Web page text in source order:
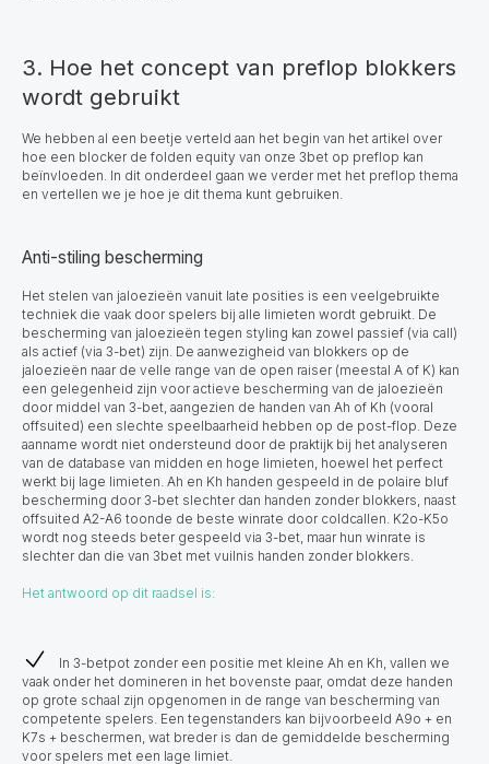
3. Hoe het concept van preflop blokkers
wordt gebruikt
We hebben al een beetje verteld aan het begin van het artikel over
hoe een blocker de folden equity van onze 3bet op preflop kan
beïnvloeden. In dit onderdeel gaan we verder met het preflop thema
en vertellen we je hoe je dit thema kunt gebruiken.
Anti-stiling bescherming
Het stelen van jaloezieën vanuit late posities is een veelgebruikte
techniek die vaak door spelers bij alle limieten wordt gebruikt. De
bescherming van jaloezieën tegen styling kan zowel passief (via call)
als actief (via 3-bet) zijn. De aanwezigheid van blokkers op de
jaloezieën naar de velle range van de open raiser (meestal A of K) kan
een gelegenheid zijn voor actieve bescherming van de jaloezieën
door middel van 3-bet, aangezien de handen van Ah of Kh (vooral
offsuited) een slechte speelbaarheid hebben op de post-flop. Deze
aanname wordt niet ondersteund door de praktijk bij het analyseren
van de database van midden en hoge limieten, hoewel het perfect
werkt bij lage limieten. Ah en Kh handen gespeeld in de polaire bluf
bescherming door 3-bet slechter dan handen zonder blokkers, naast
offsuited A2-A6 toonde de beste winrate door coldcallen. K2o-K5o
wordt nog steeds beter gespeeld via 3-bet, maar hun winrate is
slechter dan die van 3bet met vuilnis handen zonder blokkers.
Het antwoord op dit raadsel is:
In 3-betpot zonder een positie met kleine Ah en Kh, vallen we
vaak onder het domineren in het bovenste paar, omdat deze handen
op grote schaal zijn opgenomen in de range van bescherming van
competente spelers. Een tegenstanders kan bijvoorbeeld A9o + en
K7s + beschermen, wat breder is dan de gemiddelde bescherming
voor spelers met een lage limiet.